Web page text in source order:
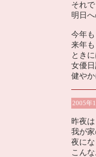
それ
明日
今年
来年
とき
女優
健や
2005年
昨夜
我が
夜に
こん